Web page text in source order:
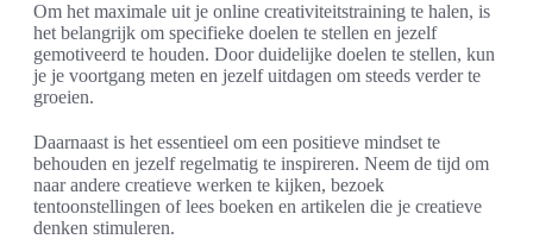
Om het maximale uit je online creativiteitstraining te halen, is
het belangrijk om specifieke doelen te stellen en jezelf
gemotiveerd te houden. Door duidelijke doelen te stellen, kun
je je voortgang meten en jezelf uitdagen om steeds verder te
groeien.
Daarnaast is het essentieel om een positieve mindset te
behouden en jezelf regelmatig te inspireren. Neem de tijd om
naar andere creatieve werken te kijken, bezoek
tentoonstellingen of lees boeken en artikelen die je creatieve
denken stimuleren.